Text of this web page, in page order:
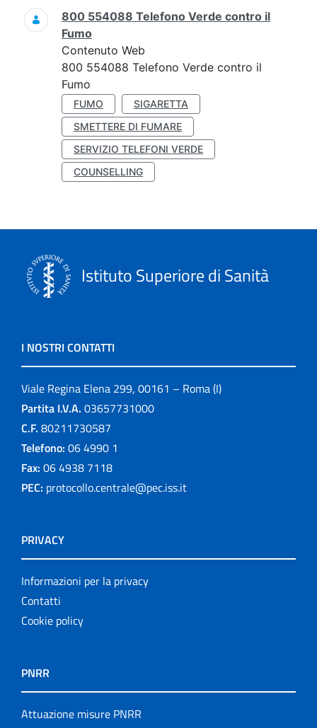
Ricerca
800 554088 Telefono Verde contro il
Fumo
Contenuto Web
800 554088 Telefono Verde contro il
Fumo
FUMO
SIGARETTA
SMETTERE DI FUMARE
SERVIZIO TELEFONI VERDE
COUNSELLING
Istituto Superiore di Sanità
I NOSTRI CONTATTI
Viale Regina Elena 299, 00161 – Roma (I)
Partita I.V.A. 03657731000
C.F. 80211730587
Telefono: 06 4990 1
Fax: 06 4938 7118
PEC: protocollo.centrale@pec.iss.it
PRIVACY
Informazioni per la privacy
Contatti
Cookie policy
PNRR
Attuazione misure PNRR